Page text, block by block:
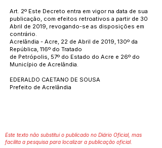
Art. 2º Este Decreto entra em vigor na data de sua
publicação, com efeitos retroativos a partir de 30
Abril de 2019, revogando-se as disposições em
contrário.
Acrelândia - Acre, 22 de Abril de 2019, 130º da
República, 116º do Tratado
de Petrópolis, 57º do Estado do Acre e 26º do
Município de Acrelândia.
EDERALDO CAETANO DE SOUSA
Prefeito de Acrelândia
Este texto não substitui o publicado no Diário Oficial, mas
facilita a pesquisa para localizar a publicação oficial.